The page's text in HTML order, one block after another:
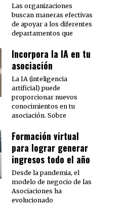
Las organizaciones
buscan maneras efectivas
de apoyar a los diferentes
departamentos que
Incorpora la IA en tu
asociación
La IA (inteligencia
artificial) puede
proporcionar nuevos
conocimientos en tu
asociación. Sobre
Formación virtual
para lograr generar
ingresos todo el año
Desde la pandemia, el
modelo de negocio de las
Asociaciones ha
evolucionado